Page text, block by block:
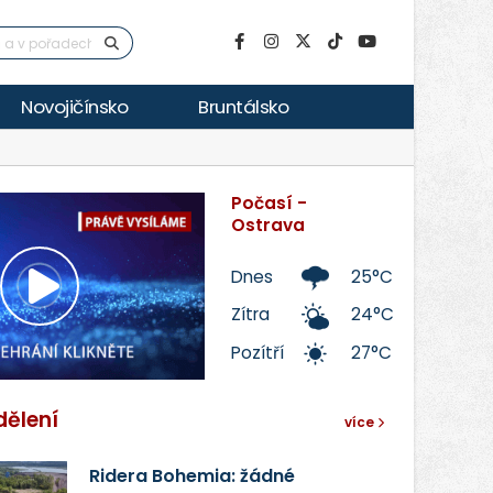
Novojičínsko Bruntálsko
Přehrát
video
Počasí -
Ostrava
Dnes
25°C
Zítra
24°C
Pozítří
27°C
více
Ridera Bohemia: žádné